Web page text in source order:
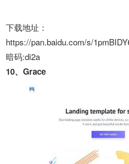
下载地址：
https://pan.baidu.com/s/
暗码:di2a
10、Grace